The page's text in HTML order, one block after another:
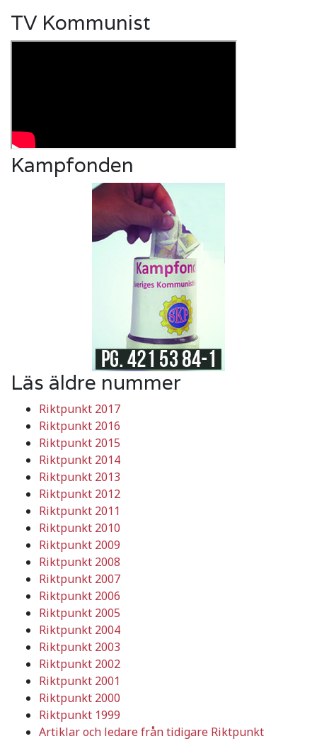
TV Kommunist
Kampfonden
Läs äldre nummer
Riktpunkt 2017
Riktpunkt 2016
Riktpunkt 2015
Riktpunkt 2014
Riktpunkt 2013
Riktpunkt 2012
Riktpunkt 2011
Riktpunkt 2010
Riktpunkt 2009
Riktpunkt 2008
Riktpunkt 2007
Riktpunkt 2006
Riktpunkt 2005
Riktpunkt 2004
Riktpunkt 2003
Riktpunkt 2002
Riktpunkt 2001
Riktpunkt 2000
Riktpunkt 1999
Artiklar och ledare från tidigare Riktpunkt